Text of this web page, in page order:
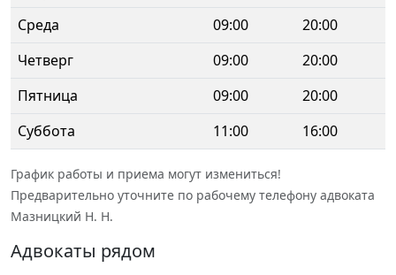
Среда
09:00
20:00
Четверг
09:00
20:00
Пятница
09:00
20:00
Суббота
11:00 16:00
График работы и приема могут измениться!
Предварительно уточните по рабочему телефону адвоката
Мазницкий Н. Н.
Адвокаты рядом